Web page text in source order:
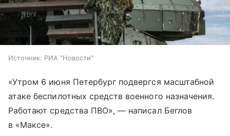
Источник: РИА "Новости"
«Утром 6 июня Петербург подвергся масштабной
атаке беспилотных средств военного назначения.
Работают средства ПВО», — написал Беглов
в «Максе».